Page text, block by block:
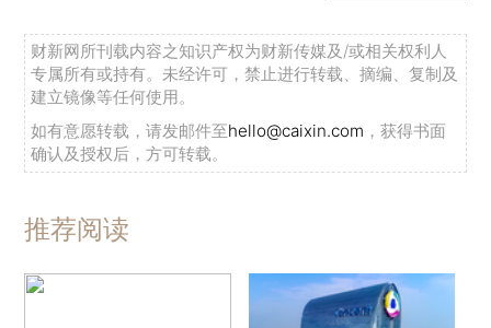
财新网所刊载内容之知识产权为财新传媒及/或相关权利人
专属所有或持有。未经许可，禁止进行转载、摘编、复制及
建立镜像等任何使用。
如有意愿转载，请发邮件至hello@caixin.com ，获得书面
确认及授权后，方可转载。
推荐阅读